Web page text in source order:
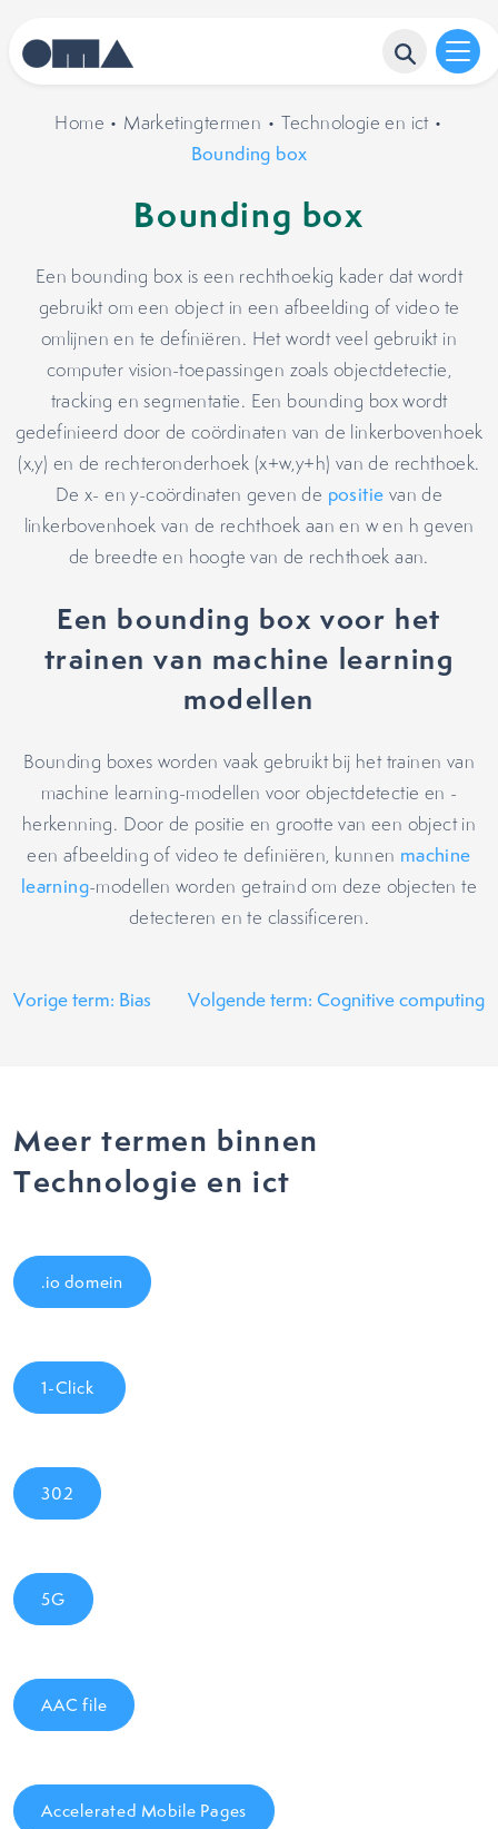
Home • Marketingtermen • Technologie en ict•
Bounding box
Bounding box
Een bounding box is een rechthoekig kader dat wordt
gebruikt om een object in een afbeelding of video te
omlijnen en te definiëren. Het wordt veel gebruikt in
computer vision-toepassingen zoals objectdetectie,
tracking en segmentatie. Een bounding box wordt
gedefinieerd door de coördinaten van de linkerbovenhoek
(x,y) en de rechteronderhoek (x+w,y+h) van de rechthoek.
De x- en y-coördinaten geven de positie van de
linkerbovenhoek van de rechthoek aan en w en h geven
de breedte en hoogte van de rechthoek aan.
Een bounding box voor het
trainen van machine learning
modellen
Bounding boxes worden vaak gebruikt bij het trainen van
machine learning-modellen voor objectdetectie en -
herkenning. Door de positie en grootte van een object in
een afbeelding of video te definiëren, kunnen machine
learning-modellen worden getraind om deze objecten te
detecteren en te classificeren.
Vorige term: Bias Volgende term: Cognitive computing
Meer termen binnen
Technologie en ict
.io domein
1-Click
302
5G
AAC file
Accelerated Mobile Pages